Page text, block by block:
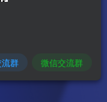
群 微信交流群